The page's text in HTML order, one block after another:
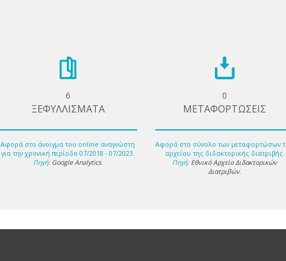
6
ΞΕΦΥΛΛΙΣΜΑΤΑ
Αφορά στο άνοιγμα του online αναγνώστη
για την χρονική περίοδο 07/2018 - 07/2023.
Πηγή: Google Analytics.
0
ΜΕΤΑΦΟΡΤΩΣΕΙΣ
Αφορά στο σύνολο των μεταφορτώσων
αρχείου της διδακτορικής διατριβής.
Πηγή: Εθνικό Αρχείο Διδακτορικών
Διατριβών.